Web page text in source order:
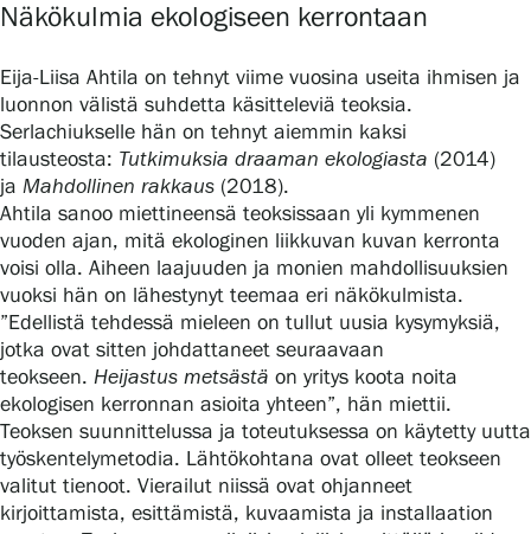
Esteettömyys
Tietosuoja ja evästeet
Verkkokauppa
Näkökulmia ekologiseen kerrontaan
Eija-Liisa Ahtila on tehnyt viime vuosina useita ihmisen ja
luonnon välistä suhdetta käsitteleviä teoksia.
Serlachiukselle hän on tehnyt aiemmin kaksi
tilausteosta: Tutkimuksia draaman ekologiasta (2014)
ja Mahdollinen rakkaus (2018).
Ahtila sanoo miettineensä teoksissaan yli kymmenen
vuoden ajan, mitä ekologinen liikkuvan kuvan kerronta
voisi olla. Aiheen laajuuden ja monien mahdollisuuksien
vuoksi hän on lähestynyt teemaa eri näkökulmista.
”Edellistä tehdessä mieleen on tullut uusia kysymyksiä,
jotka ovat sitten johdattaneet seuraavaan
teokseen. Heijastus metsästä on yritys koota noita
ekologisen kerronnan asioita yhteen”, hän miettii.
Teoksen suunnittelussa ja toteutuksessa on käytetty uutta
työskentelymetodia. Lähtökohtana ovat olleet teokseen
valitut tienoot. Vierailut niissä ovat ohjanneet
kirjoittamista, esittämistä, kuvaamista ja installaation